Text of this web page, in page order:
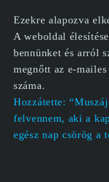
Ezekre alapozva
A weboldal
bennünket és arról
megnőtt az e-
száma.
Hozzátette:
felvennem, aki a
egész nap csörög a